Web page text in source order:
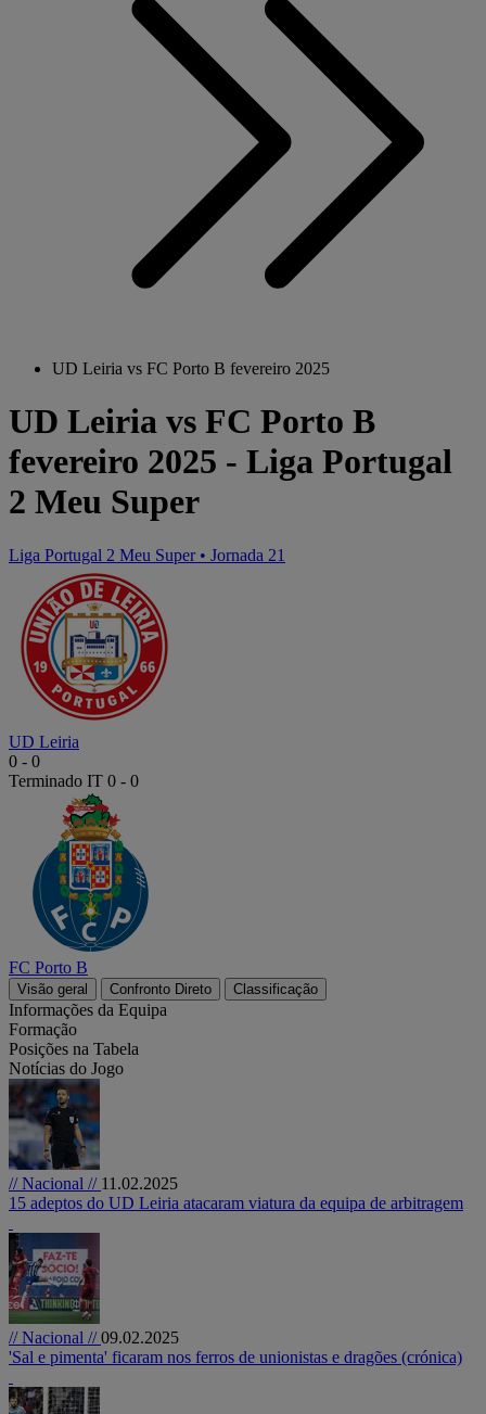
UD Leiria vs FC Porto B fevereiro 2025
UD Leiria vs FC Porto B
fevereiro 2025 - Liga Portugal
2 Meu Super
Liga Portugal 2 Meu Super • Jornada 21
UD Leiria
0 - 0
Terminado IT 0 - 0
FC Porto B
Visão geral Confronto Direto Classificação
Informações da Equipa
Formação
Posições na Tabela
Notícias do Jogo
// Nacional // 11.02.2025
15 adeptos do UD Leiria atacaram viatura da equipa de arbitragem
// Nacional //09.02.2025
'Sal e pimenta' ficaram nos ferros de unionistas e dragões (crónica)